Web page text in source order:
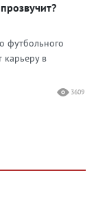
футбольного
в
3609